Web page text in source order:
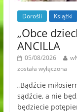
Dorośli Książki
„Obce
ANCILLA
05/08/2026
została wyłączona
„Bądźcie
sądźcie, a nie
będziecie